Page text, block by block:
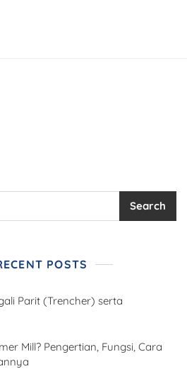
Search
POSTS
Parit (Trencher) serta
Mill? Pengertian, Fungsi, Cara